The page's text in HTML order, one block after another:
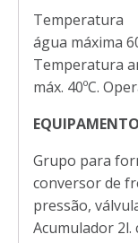
Temperatura
água máxima
Temperatura
máx. 40ºC.
Grupo para
conversor de
pressão,
Acumulador